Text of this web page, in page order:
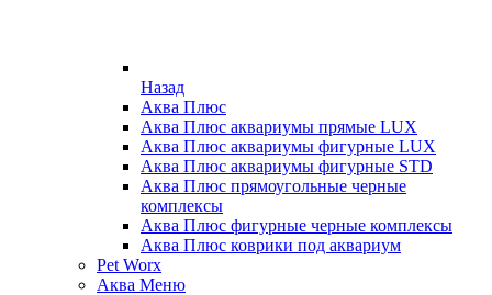
Назад
Аква Плюс
Аква Плюс аквариумы прямые LUX
Аква Плюс аквариумы фигурные LUX
Аква Плюс аквариумы фигурные STD
Аква Плюс прямоугольные черные
комплексы
Аква Плюс фигурные черные комплексы
Аква Плюс коврики под аквариум
Pet Worx
Аква Меню